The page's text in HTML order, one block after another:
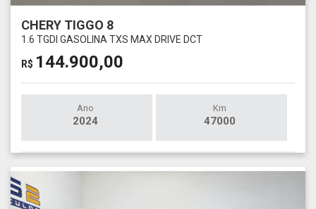
CHERY TIGGO 8
1.6 TGDI GASOLINA TXS MAX DRIVE DCT
R$ 144.900,00
Ano
2024
Km
47000